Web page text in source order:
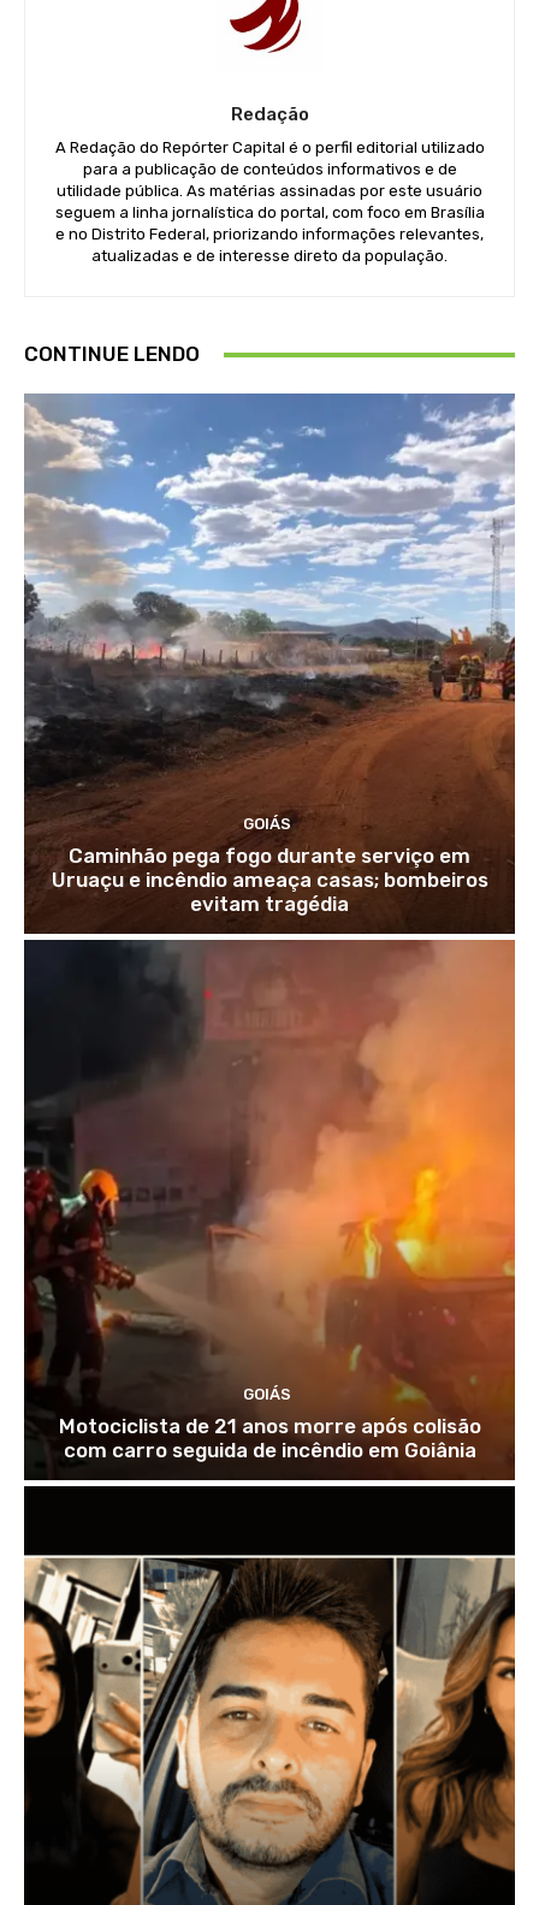
Redação
A Redação do Repórter Capital é o perfil editorial utilizado
para a publicação de conteúdos informativos e de
utilidade pública. As matérias assinadas por este usuário
seguem a linha jornalística do portal, com foco em Brasília
e no Distrito Federal, priorizando informações relevantes,
atualizadas e de interesse direto da população.
CONTINUE LENDO
GOIÁS
Caminhão pega fogo durante serviço em
Uruaçu e incêndio ameaça casas; bombeiros
evitam tragédia
GOIÁS
Motociclista de 21 anos morre após colisão
com carro seguida de incêndio em Goiânia